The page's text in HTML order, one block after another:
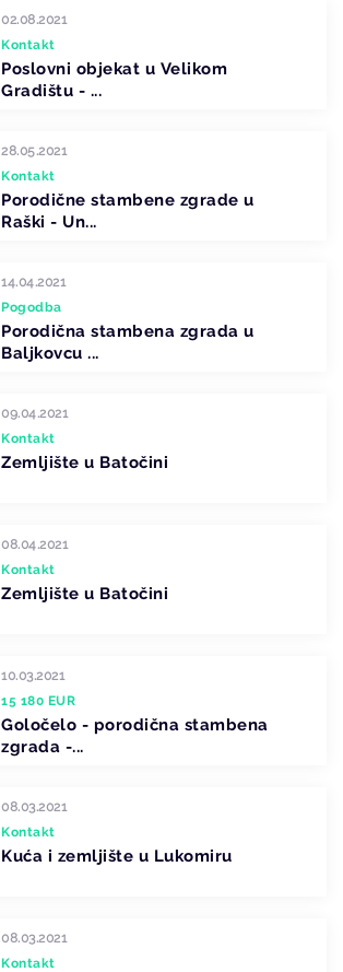
02.08.2021
Kontakt
Poslovni objekat u Velikom
Gradištu - ...
28.05.2021
Kontakt
Porodične stambene zgrade u
Raški - Un...
14.04.2021
Pogodba
Porodična stambena zgrada u
Baljkovcu ...
09.04.2021
Kontakt
Zemljište u Batočini
08.04.2021
Kontakt
Zemljište u Batočini
10.03.2021
15 180 EUR
Goločelo - porodična stambena
zgrada -...
08.03.2021
Kontakt
Kuća i zemljište u Lukomiru
08.03.2021
Kontakt